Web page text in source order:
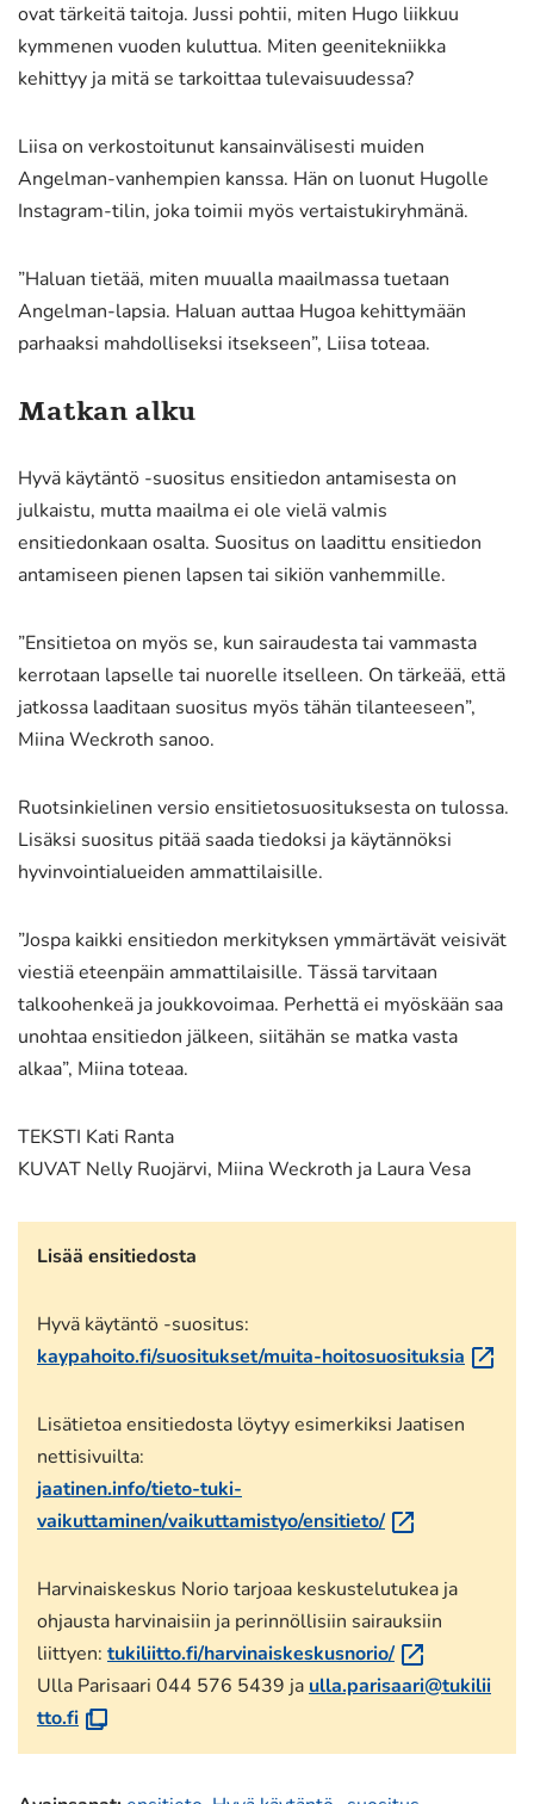
ovat tärkeitä taitoja. Jussi pohtii, miten Hugo liikkuu
kymmenen vuoden kuluttua. Miten geenitekniikka
kehittyy ja mitä se tarkoittaa tulevaisuudessa?
Liisa on verkostoitunut kansainvälisesti muiden
Angelman-vanhempien kanssa. Hän on luonut Hugolle
Instagram-tilin, joka toimii myös vertaistukiryhmänä.
”Haluan tietää, miten muualla maailmassa tuetaan
Angelman-lapsia. Haluan auttaa Hugoa kehittymään
parhaaksi mahdolliseksi itsekseen”, Liisa toteaa.
Matkan alku
Hyvä käytäntö -suositus ensitiedon antamisesta on
julkaistu, mutta maailma ei ole vielä valmis
ensitiedonkaan osalta. Suositus on laadittu ensitiedon
antamiseen pienen lapsen tai sikiön vanhemmille.
”Ensitietoa on myös se, kun sairaudesta tai vammasta
kerrotaan lapselle tai nuorelle itselleen. On tärkeää, että
jatkossa laaditaan suositus myös tähän tilanteeseen”,
Miina Weckroth sanoo.
Ruotsinkielinen versio ensitietosuosituksesta on tulossa.
Lisäksi suositus pitää saada tiedoksi ja käytännöksi
hyvinvointialueiden ammattilaisille.
”Jospa kaikki ensitiedon merkityksen ymmärtävät veisivät
viestiä eteenpäin ammattilaisille. Tässä tarvitaan
talkoohenkeä ja joukkovoimaa. Perhettä ei myöskään saa
unohtaa ensitiedon jälkeen, siitähän se matka vasta
alkaa”, Miina toteaa.
TEKSTI Kati Ranta
KUVAT Nelly Ruojärvi, Miina Weckroth ja Laura Vesa
Lisää ensitiedosta
Hyvä käytäntö -suositus:
kaypahoito.fi/suositukset/muita-hoitosuosituksia (siirryt
Lisätietoa ensitiedosta löytyy esimerkiksi Jaatisen
nettisivuilta:
jaatinen.info/tieto-tuki-
vaikuttaminen/vaikuttamistyo/ensitieto/(siirryt
palveluun)
Harvinaiskeskus Norio tarjoaa keskustelutukea ja
ohjausta harvinaisiin ja perinnöllisiin sairauksiin
liittyen: tukiliitto.fi/harvinaiskeskusnorio/(siirryt
toiseen
Ulla Parisaari 044 576 5439 ja ulla.parisaari@tukilii
tto.fi(a
v